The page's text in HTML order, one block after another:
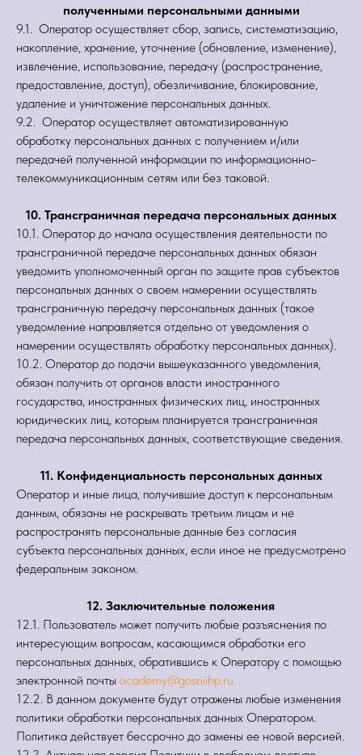
полученными персональными данными
9.1. Оператор осуществляет сбор, запись, систематизацию,
накопление, хранение, уточнение (обновление, изменение),
извлечение, использование, передачу (распространение,
предоставление, доступ), обезличивание, блокирование,
удаление и уничтожение персональных данных.
9.2. Оператор осуществляет автоматизированную
обработку персональных данных с получением и/или
передачей полученной информации по информационно-
телекоммуникационным сетям или без таковой.
10. Трансграничная передача персональных данных
10.1. Оператор до начала осуществления деятельности по
трансграничной передаче персональных данных обязан
уведомить уполномоченный орган по защите прав субъектов
персональных данных о своем намерении осуществлять
трансграничную передачу персональных данных (такое
уведомление направляется отдельно от уведомления о
намерении осуществлять обработку персональных данных).
10.2. Оператор до подачи вышеуказанного уведомления,
обязан получить от органов власти иностранного
государства, иностранных физических лиц, иностранных
юридических лиц, которым планируется трансграничная
передача персональных данных, соответствующие сведения.
11. Конфиденциальность персональных данных
Оператор и иные лица, получившие доступ к персональным
данным, обязаны не раскрывать третьим лицам и не
распространять персональные данные без согласия
субъекта персональных данных, если иное не предусмотрено
федеральным законом.
12. Заключительные положения
12.1. Пользователь может получить любые разъяснения по
интересующим вопросам, касающимся обработки его
персональных данных, обратившись к Оператору с помощью
электронной почты academy@gosniihp.ru.
12.2. В данном документе будут отражены любые изменения
политики обработки персональных данных Оператором.
Политика действует бессрочно до замены ее новой версией.